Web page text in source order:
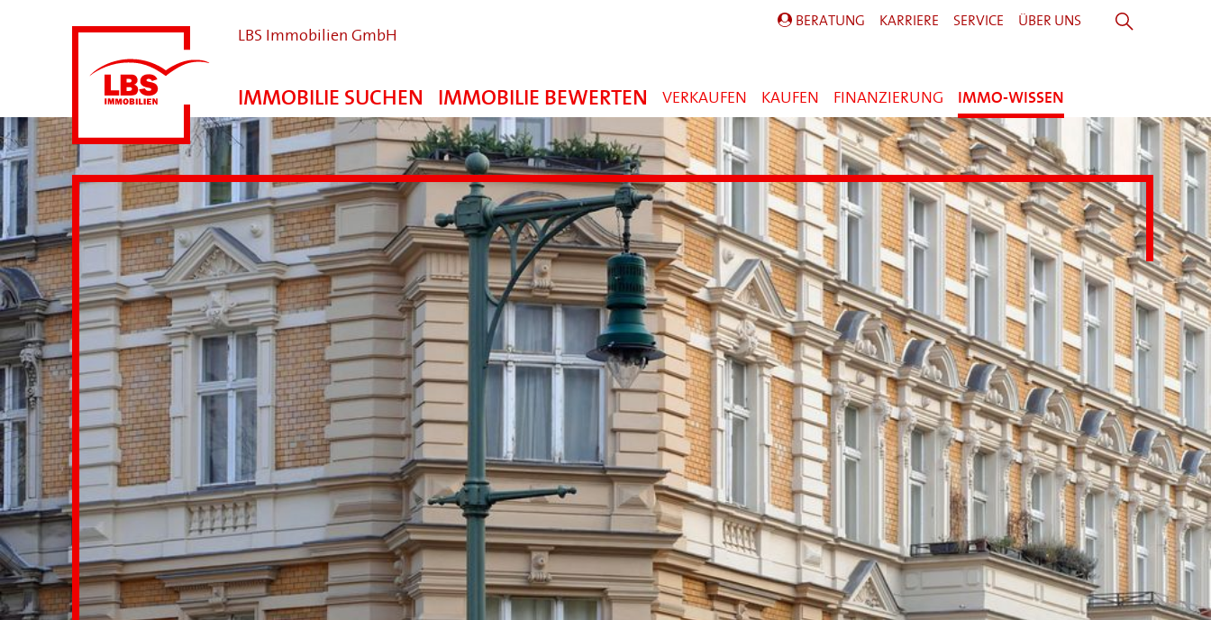
LBS Immobilien GmbH
IMMOBILIE SUCHEN IMMOBILIE BEWERTEN VERKAUFEN KAUFEN FINANZIERUNG IMMO-WISSEN
BERATUNG KARRIERE SERVICE ÜBER UNS